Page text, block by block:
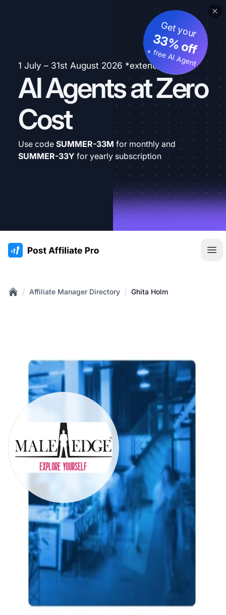
1 July – 31st August 2026 *extended
AI Agents at Zero
Cost
Get your
33% off
+ free AI Agent
Use code SUMMER-33M for monthly and
SUMMER-33Y for yearly subscription
:site.title
/ Affiliate Manager Directory / Ghita Holm